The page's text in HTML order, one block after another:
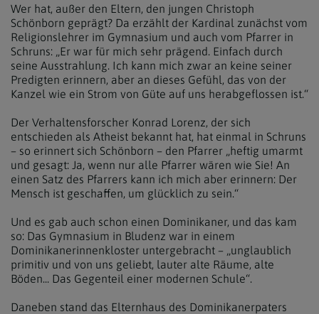
Wer hat, außer den Eltern, den jungen Christoph
Schönborn geprägt? Da erzählt der Kardinal zunächst vom
Religionslehrer im Gymnasium und auch vom Pfarrer in
Schruns: „Er war für mich sehr prägend. Einfach durch
seine Ausstrahlung. Ich kann mich zwar an keine seiner
Predigten erinnern, aber an dieses Gefühl, das von der
Kanzel wie ein Strom von Güte auf uns herabgeflossen ist.“
Der Verhaltensforscher Konrad Lorenz, der sich
entschieden als Atheist bekannt hat, hat einmal in Schruns
– so erinnert sich Schönborn – den Pfarrer „heftig umarmt
und gesagt: Ja, wenn nur alle Pfarrer wären wie Sie! An
einen Satz des Pfarrers kann ich mich aber erinnern: Der
Mensch ist geschaffen, um glücklich zu sein.“
Und es gab auch schon einen Dominikaner, und das kam
so: Das Gymnasium in Bludenz war in einem
Dominikanerinnenkloster untergebracht – „unglaublich
primitiv und von uns geliebt, lauter alte Räume, alte
Böden... Das Gegenteil einer modernen Schule“.
Daneben stand das Elternhaus des Dominikanerpaters